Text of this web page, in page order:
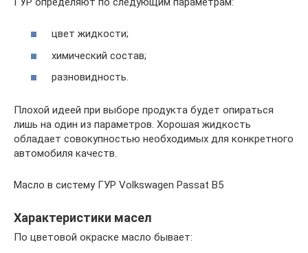
цвет жидкости;
химический состав;
разновидность.
Плохой идеей при выборе продукта будет опираться
лишь на один из параметров. Хорошая жидкость
обладает совокупностью необходимых для конкретного
автомобиля качеств.
Масло в систему ГУР Volkswagen Passat B5
Характеристики масел
По цветовой окраске масло бывает: